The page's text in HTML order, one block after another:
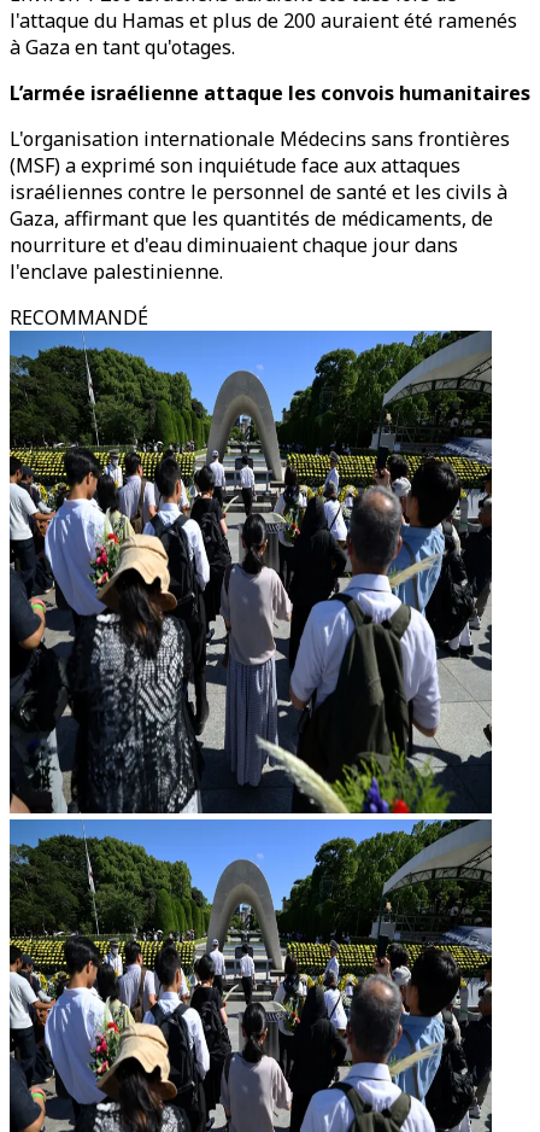
l'attaque du Hamas et plus de 200 auraient été ramenés
à Gaza en tant qu'otages.
L’armée israélienne attaque les convois humanitaires
L'organisation internationale Médecins sans frontières
(MSF) a exprimé son inquiétude face aux attaques
israéliennes contre le personnel de santé et les civils à
Gaza, affirmant que les quantités de médicaments, de
nourriture et d'eau diminuaient chaque jour dans
l'enclave palestinienne.
RECOMMANDÉ